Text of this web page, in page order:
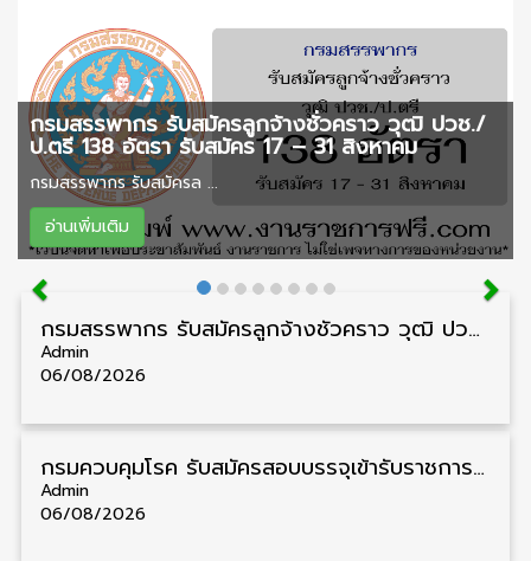
กรมสรรพากร รับสมัครลูกจ้างชั่วคราว วุฒิ ปวช./
ป.ตรี 138 อัตรา รับสมัคร 17 – 31 สิงหาคม
กรมสรรพากร รับสมัครล ...
อ่านเพิ่มเติม
กรมสรรพากร รับสมัครลูกจ้างชั่วคราว วุฒิ ปวช./ป.ตรี 138 อัตรา รับสมัคร 17 – 31 สิงหาคม
Admin
06/08/2026
กรมควบคุมโรค รับสมัครสอบบรรจุเข้ารับราชการ วุฒิ ปวส./ป.ตรี 17 อัตรา รับสมัคร 17 สิงหาคม – 4 กันยายน
Admin
06/08/2026